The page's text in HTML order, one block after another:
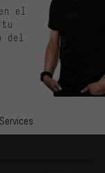
el
tu
del